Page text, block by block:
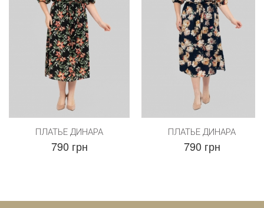
ПЛАТЬЕ ДИНАРА
790 грн
ПЛАТЬЕ ДИНАРА
790 грн